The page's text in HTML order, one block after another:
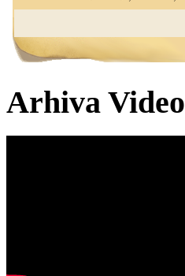
Arhiva Video